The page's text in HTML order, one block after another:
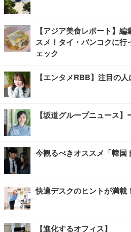
【アジア美食レポート】
スメ！タイ・バンコクに
ェック
【エンタメRBB】注目の
【坂道グループニュース
今観るべきオススメ「韓国
快適デスクのヒントが満載
【進化するオフィス】